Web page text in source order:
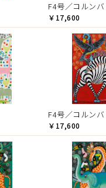
F4号／コルンバ
￥17,600
F4号／コルンバ
￥17,600